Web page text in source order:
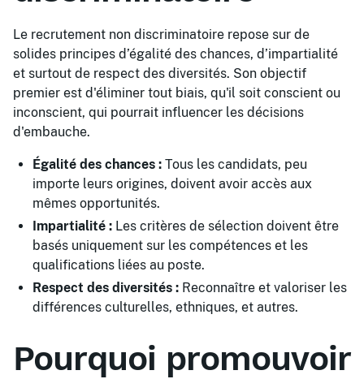
Le recrutement non discriminatoire repose sur de
solides principes d’égalité des chances, d’impartialité
et surtout de respect des diversités. Son objectif
premier est d'éliminer tout biais, qu'il soit conscient ou
inconscient, qui pourrait influencer les décisions
d'embauche.
Égalité des chances : Tous les candidats, peu
importe leurs origines, doivent avoir accès aux
mêmes opportunités.
Impartialité : Les critères de sélection doivent être
basés uniquement sur les compétences et les
qualifications liées au poste.
Respect des diversités : Reconnaître et valoriser les
différences culturelles, ethniques, et autres.
Pourquoi promouvoir